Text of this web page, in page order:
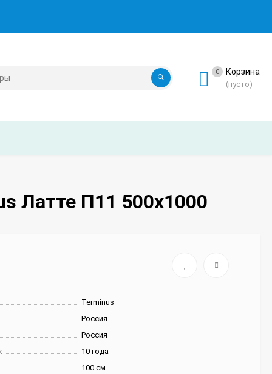
0 Корзина
(пусто)
Латте П11 500х1000
Terminus
Россия
Россия
10 года
100 см